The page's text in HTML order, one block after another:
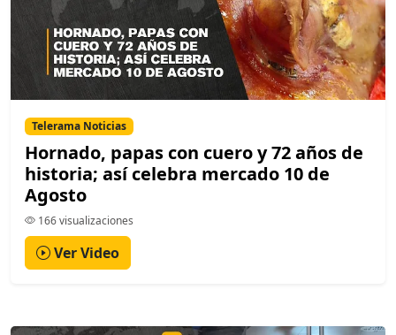
Telerama Noticias
Hornado, papas con cuero y 72 años de
historia; así celebra mercado 10 de
Agosto
166 visualizaciones
Ver Video